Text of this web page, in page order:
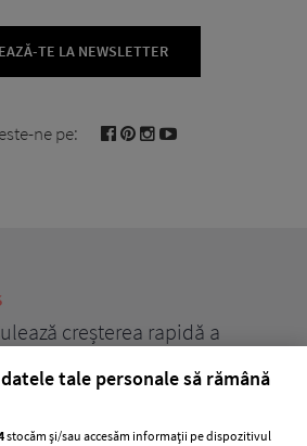
TE LA NEWSLETTER
ne pe:
creșterea rapidă a
tale personale să rămână
stocăm și/sau accesăm informații pe dispozitivul